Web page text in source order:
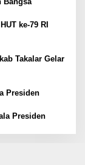
ke-79 RI
Takalar Gelar
Presiden
Presiden